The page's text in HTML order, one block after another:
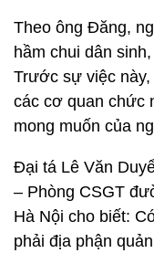
Theo ông Đăng,
hầm chui dân
Trước sự việc
các cơ quan chức
mong muốn của
Đại tá Lê Văn
– Phòng CSGT
Hà Nội cho biết:
phải địa phận